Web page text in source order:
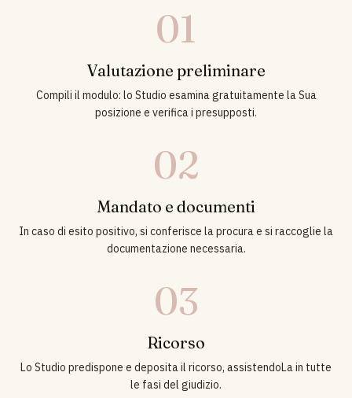
01
Valutazione preliminare
Compili il modulo: lo Studio esamina gratuitamente la Sua
posizione e verifica i presupposti.
02
Mandato e documenti
In caso di esito positivo, si conferisce la procura e si raccoglie la
documentazione necessaria.
03
Ricorso
Lo Studio predispone e deposita il ricorso, assistendoLa in tutte
le fasi del giudizio.